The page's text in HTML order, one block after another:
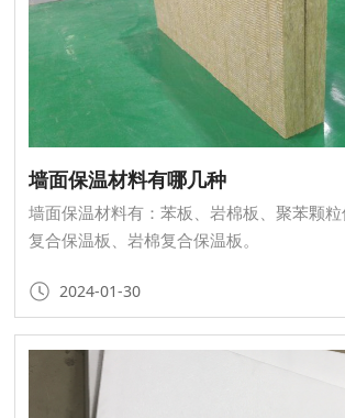
墙面保温材料有哪几种
2024-01-30
墙面保温材料有：苯板、岩棉板、聚苯颗
复合保温板、岩棉复合保温板。